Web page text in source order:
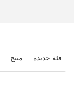
فئة جديدة منتج